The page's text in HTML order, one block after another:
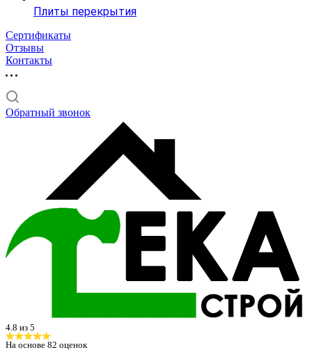
Плиты перекрытия
Сертификаты
Отзывы
Контакты
Обратный звонок
4.8 из 5
На основе 82 оценок